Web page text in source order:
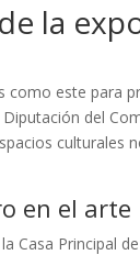
la
como este para
del
culturales
en el arte
Casa Principal